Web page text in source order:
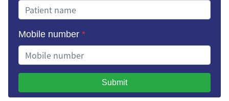
Mobile number *
Submit